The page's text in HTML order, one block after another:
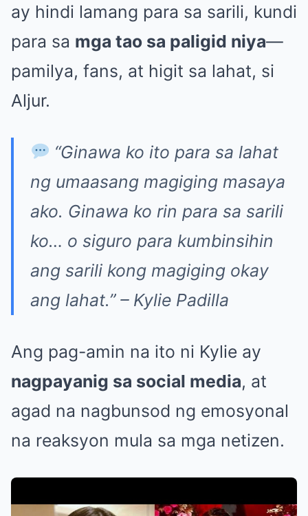
ay hindi lamang para sa sarili, kundi
para sa mga tao sa paligid niya—
pamilya, fans, at higit sa lahat, si
Aljur.
“Ginawa ko ito para sa lahat
ng umaasang magiging masaya
ako. Ginawa ko rin para sa sarili
ko… o siguro para kumbinsihin
ang sarili kong magiging okay
ang lahat.”– Kylie Padilla
Ang pag-amin na ito ni Kylie ay
nagpayanig sa social media, at
agad na nagbunsod ng emosyonal
na reaksyon mula sa mga netizen.